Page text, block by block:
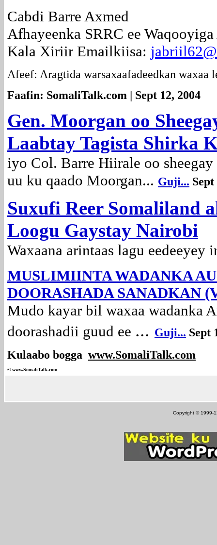
Cabdi Barre Axmed
Afhayeenka SRRC ee
Kala Xiriir Emailkiisa:
Afeef: Aragtida warsaxaafadeedkan waxaa
Faafin: SomaliTalk.com | Sept 12, 2004
Gen. Moorgan oo
Laabtay Tagista Shirka
iyo Col. Barre Hiirale oo
uu ku qaado Moorgan... Guji... Sept
Suxufi Reer Somaliland
Loogu Gaystay Nairobi
Waxaana arintaas lagu eedeeyey
MUSLIMIINTA WADANKA
DOORASHADA SANADKAN
Mudo kayar bil waxaa wadanka
doorashadii guud ee ... Guji... Sept
Kulaabo bogga www.SomaliTalk.com
©www.SomaliTalk.com
Copyright © 1999-